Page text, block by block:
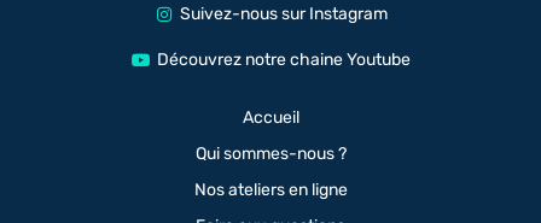
Suivez-nous sur Instagram
Découvrez notre chaine Youtube
Accueil
Qui sommes-nous ?
Nos ateliers en ligne